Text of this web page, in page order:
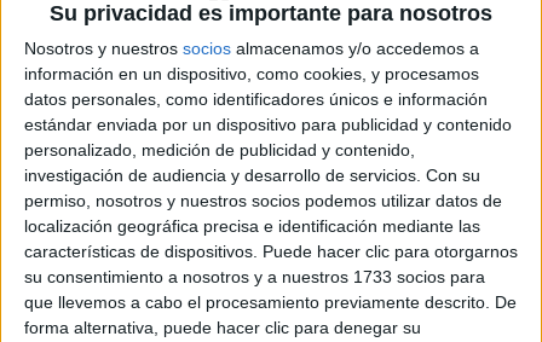
Su privacidad es importante para nosotros
Nosotros y nuestros socios almacenamos y/o accedemos a
información en un dispositivo, como cookies, y procesamos
datos personales, como identificadores únicos e información
estándar enviada por un dispositivo para publicidad y contenido
personalizado, medición de publicidad y contenido,
investigación de audiencia y desarrollo de servicios. Con su
permiso, nosotros y nuestros socios podemos utilizar datos de
localización geográfica precisa e identificación mediante las
características de dispositivos. Puede hacer clic para otorgarnos
su consentimiento a nosotros y a nuestros 1733 socios para
que llevemos a cabo el procesamiento previamente descrito. De
forma alternativa, puede hacer clic para denegar su
Internacionales
Campeonatos Autonómicos
Históricos
Dakar
RallyCross
Circuitos
F1
Fórmula E
F2 / F3 / F4
Resistencia
Indycar
Otros